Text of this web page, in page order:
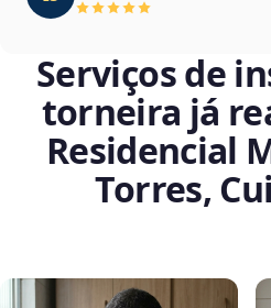
Serviços de
torneira já
Residencial
Torres,